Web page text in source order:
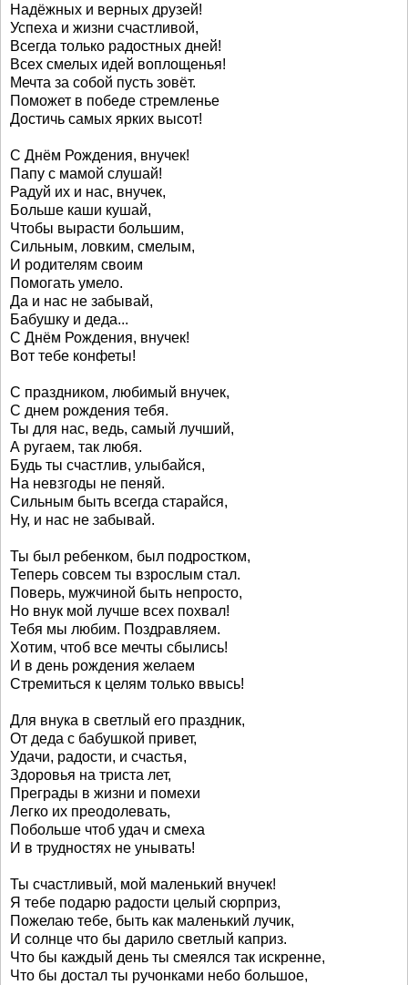
Надёжных и верных друзей!
Успеха и жизни счастливой,
Всегда только радостных дней!
Всех смелых идей воплощенья!
Мечта за собой пусть зовёт.
Поможет в победе стремленье
Достичь самых ярких высот!
С Днём Рождения, внучек!
Папу с мамой слушай!
Радуй их и нас, внучек,
Больше каши кушай,
Чтобы вырасти большим,
Сильным, ловким, смелым,
И родителям своим
Помогать умело.
Да и нас не забывай,
Бабушку и деда...
С Днём Рождения, внучек!
Вот тебе конфеты!
С праздником, любимый внучек,
С днем рождения тебя.
Ты для нас, ведь, самый лучший,
А ругаем, так любя.
Будь ты счастлив, улыбайся,
На невзгоды не пеняй.
Сильным быть всегда старайся,
Ну, и нас не забывай.
Ты был ребенком, был подростком,
Теперь совсем ты взрослым стал.
Поверь, мужчиной быть непросто,
Но внук мой лучше всех похвал!
Тебя мы любим. Поздравляем.
Хотим, чтоб все мечты сбылись!
И в день рождения желаем
Стремиться к целям только ввысь!
Для внука в светлый его праздник,
От деда с бабушкой привет,
Удачи, радости, и счастья,
Здоровья на триста лет,
Преграды в жизни и помехи
Легко их преодолевать,
Побольше чтоб удач и смеха
И в трудностях не унывать!
Ты счастливый, мой маленький внучек!
Я тебе подарю радости целый сюрприз,
Пожелаю тебе, быть как маленький лучик,
И солнце что бы дарило светлый каприз.
Что бы каждый день ты смеялся так искренне,
Что бы достал ты ручонками небо большое,